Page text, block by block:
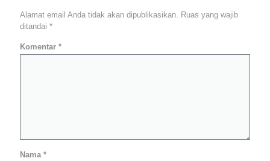
Alamat email Anda tidak akan dipublikasikan. Ruas yang wajib
ditandai *
Komentar *
Nama *